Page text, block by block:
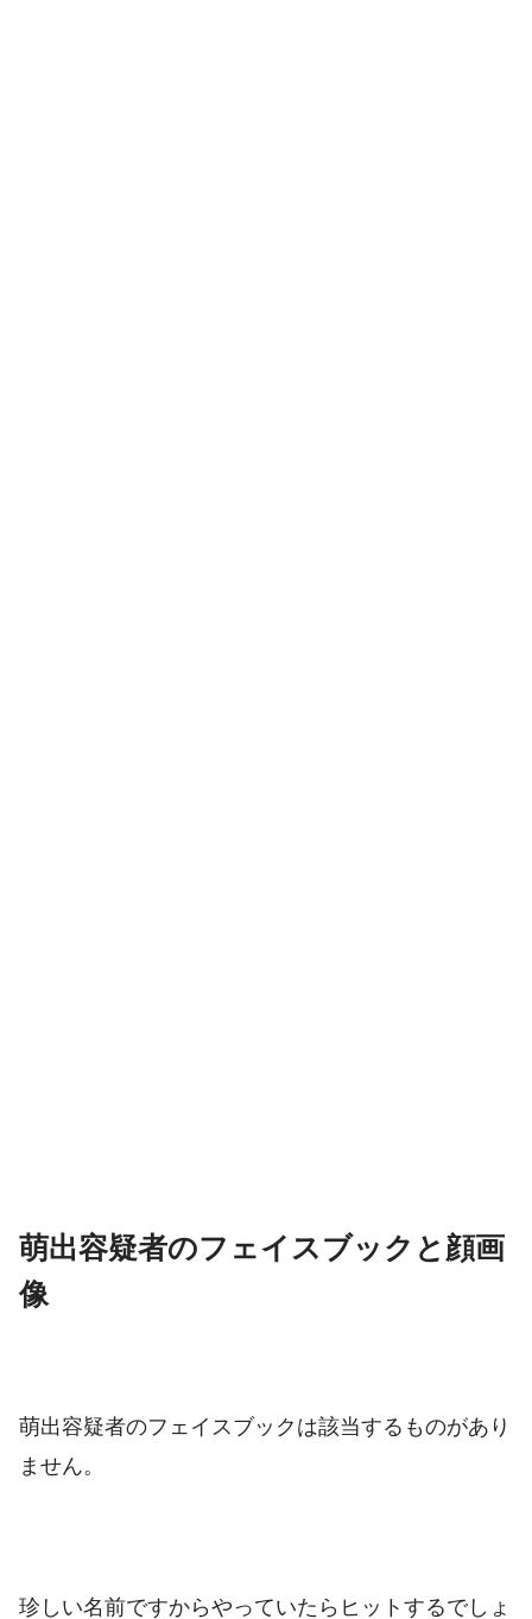
萌出容疑者のフェイスブックと顔画
像
萌出容疑者のフェイスブックは該当するものがあり
ません。
珍しい名前ですからやっていたらヒットするでしょ